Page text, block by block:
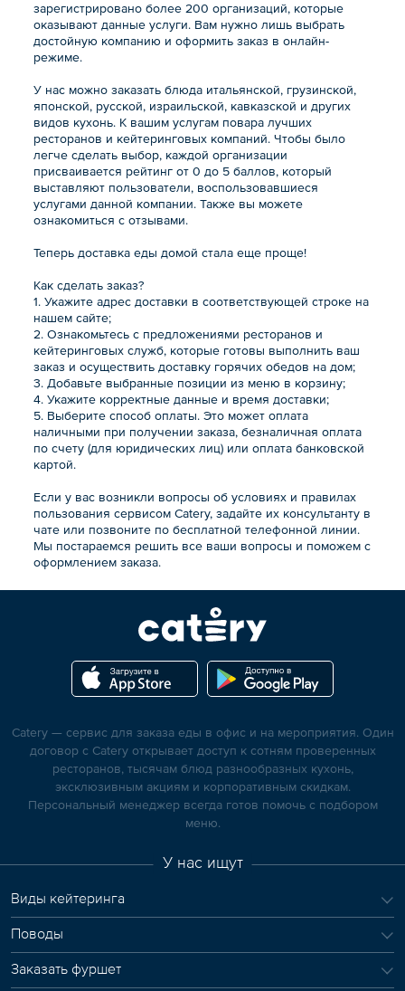
зарегистрировано более 200 организаций, которые
оказывают данные услуги. Вам нужно лишь выбрать
достойную компанию и оформить заказ в онлайн-
режиме.
У нас можно заказать блюда итальянской, грузинской,
японской, русской, израильской, кавказской и других
видов кухонь. К вашим услугам повара лучших
ресторанов и кейтеринговых компаний. Чтобы было
легче сделать выбор, каждой организации
присваивается рейтинг от 0 до 5 баллов, который
выставляют пользователи, воспользовавшиеся
услугами данной компании. Также вы можете
ознакомиться с отзывами.
Теперь доставка еды домой стала еще проще!
Как сделать заказ?
1. Укажите адрес доставки в соответствующей строке на
нашем сайте;
2. Ознакомьтесь с предложениями ресторанов и
кейтеринговых служб, которые готовы выполнить ваш
заказ и осуществить доставку горячих обедов на дом;
3. Добавьте выбранные позиции из меню в корзину;
4. Укажите корректные данные и время доставки;
5. Выберите способ оплаты. Это может оплата
наличными при получении заказа, безналичная оплата
по счету (для юридических лиц) или оплата банковской
картой.
Если у вас возникли вопросы об условиях и правилах
пользования сервисом Catery, задайте их консультанту в
чате или позвоните по бесплатной телефонной линии.
Мы постараемся решить все ваши вопросы и поможем с
оформлением заказа.
Catery — сервис для заказа еды в офис и на мероприятия. Один
договор с Catery открывает доступ к сотням проверенных
ресторанов, тысячам блюд разнообразных кухонь,
эксклюзивным акциям и корпоративным скидкам.
Персональный менеджер всегда готов помочь с подбором
меню.
У нас ищут
Виды кейтеринга
Поводы
Заказать фуршет